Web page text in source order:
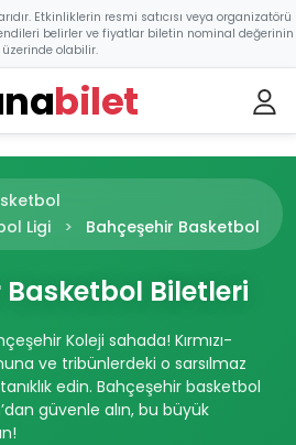
Etkinliklerin resmi satıcısı veya organizatörü
belirler ve fiyatlar biletin nominal değerinin
üzerinde olabilir.
bilet
Ligi
Bahçeşehir Basketbol
Basketbol Biletleri
Koleji sahada! Kırmızı-
ve tribünlerdeki o sarsılmaz
edin. Bahçeşehir basketbol
güvenle alın, bu büyük